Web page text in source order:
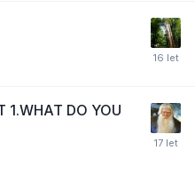
1.WHAT DO YOU